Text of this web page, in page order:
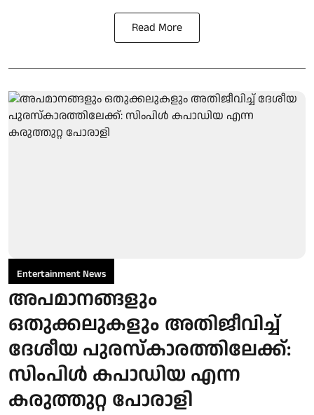
Read More
Entertainment News
അപമാനങ്ങളും
ഒതുക്കലുകളും അതിജീവിച്ച്
ദേശീയ പുരസ്‌കാരത്തിലേക്ക്:
സിംപിള്‍ കപാഡിയ എന്ന
കരുത്തുറ്റ പോരാളി